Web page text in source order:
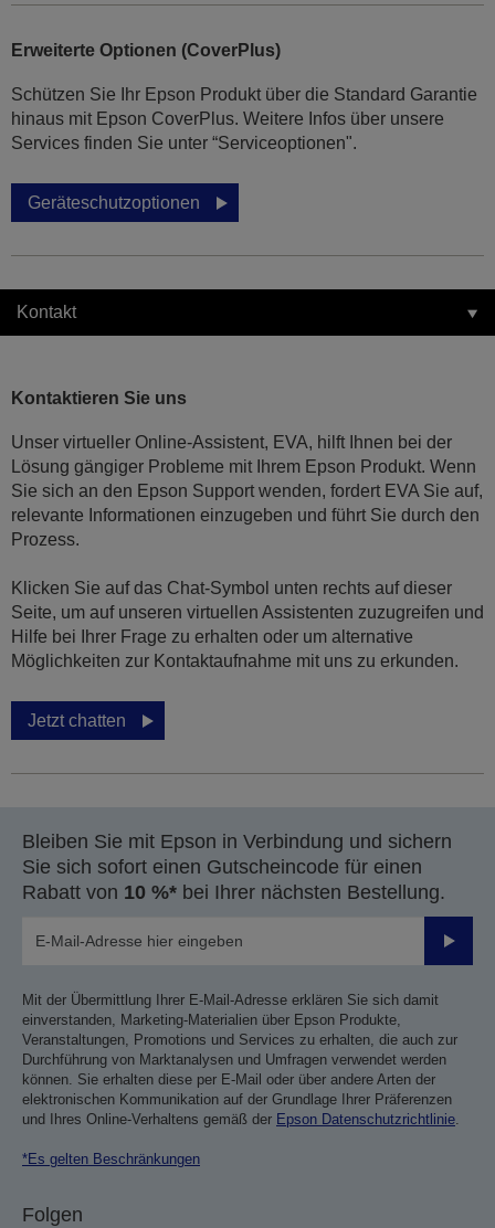
Erweiterte Optionen (CoverPlus)
Schützen Sie Ihr Epson Produkt über die Standard Garantie
hinaus mit Epson CoverPlus. Weitere Infos über unsere
Services finden Sie unter “Serviceoptionen".
Geräteschutzoptionen
Kontakt
Kontaktieren Sie uns
Unser virtueller Online-Assistent, EVA, hilft Ihnen bei der
Lösung gängiger Probleme mit Ihrem Epson Produkt. Wenn
Sie sich an den Epson Support wenden, fordert EVA Sie auf,
relevante Informationen einzugeben und führt Sie durch den
Prozess.
Klicken Sie auf das Chat-Symbol unten rechts auf dieser
Seite, um auf unseren virtuellen Assistenten zuzugreifen und
Hilfe bei Ihrer Frage zu erhalten oder um alternative
Möglichkeiten zur Kontaktaufnahme mit uns zu erkunden.
Jetzt chatten
Bleiben Sie mit Epson in Verbindung und sichern
Sie sich sofort einen Gutscheincode für einen
Rabatt von 10 %* bei Ihrer nächsten Bestellung.
Mit der Übermittlung Ihrer E-Mail-Adresse erklären Sie sich damit
einverstanden, Marketing-Materialien über Epson Produkte,
Veranstaltungen, Promotions und Services zu erhalten, die auch zur
Durchführung von Marktanalysen und Umfragen verwendet werden
können. Sie erhalten diese per E-Mail oder über andere Arten der
elektronischen Kommunikation auf der Grundlage Ihrer Präferenzen
und Ihres Online-Verhaltens gemäß der Epson Datenschutzrichtlinie.
*Es gelten Beschränkungen
Folgen